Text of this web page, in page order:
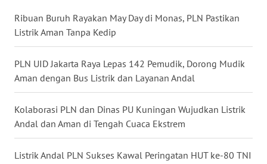
Ribuan Buruh Rayakan May Day di Monas, PLN Pastikan
Listrik Aman Tanpa Kedip
PLN UID Jakarta Raya Lepas 142 Pemudik, Dorong Mudik
Aman dengan Bus Listrik dan Layanan Andal
Kolaborasi PLN dan Dinas PU Kuningan Wujudkan Listrik
Andal dan Aman di Tengah Cuaca Ekstrem
Listrik Andal PLN Sukses Kawal Peringatan HUT ke-80 TNI
WN
WN
SULUT